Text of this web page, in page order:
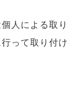
人による取
って取り付